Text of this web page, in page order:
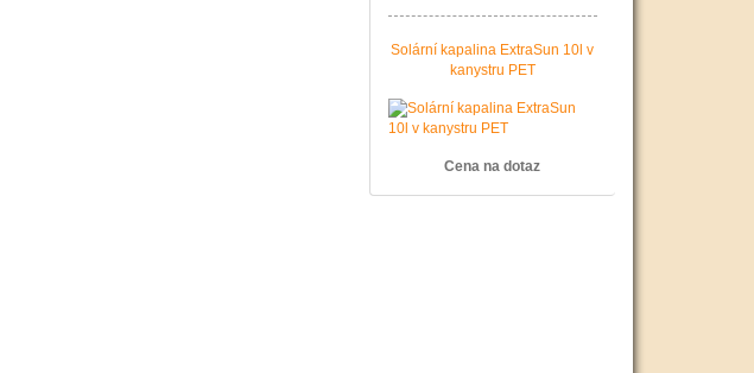
Solární kapalina ExtraSun 10l v
kanystru PET
Cena na dotaz